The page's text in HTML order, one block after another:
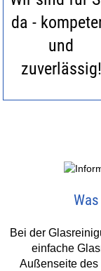
da -
und
zuverlässig!
Bei der
einfache
Außenseite des